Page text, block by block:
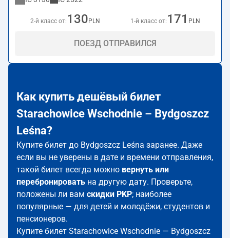
2-й класс от: 130 PLN 1-й класс от: 171 PLN
ПОЕЗД ОТПРАВИЛСЯ
Как купить дешёвый билет
Starachowice Wschodnie – Bydgoszcz
Leśna?
Купите билет до Bydgoszcz Leśna заранее. Даже
если вы не уверены в дате и времени отправления,
такой билет всегда можно вернуть или
перебронировать на другую дату. Проверьте,
положены ли вам скидки PKP; наиболее
популярные — для детей и молодёжи, студентов и
пенсионеров.
Купите билет Starachowice Wschodnie — Bydgoszcz